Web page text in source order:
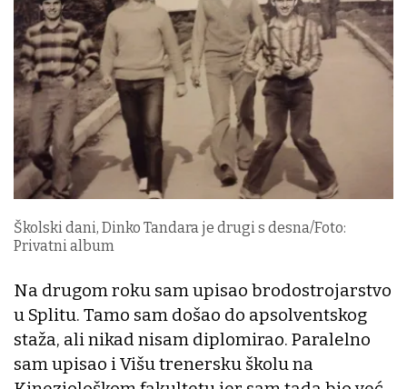
Školski dani, Dinko Tandara je drugi s desna/Foto:
Privatni album
Na drugom roku sam upisao brodostrojarstvo
u Splitu. Tamo sam došao do apsolventskog
staža, ali nikad nisam diplomirao. Paralelno
sam upisao i Višu trenersku školu na